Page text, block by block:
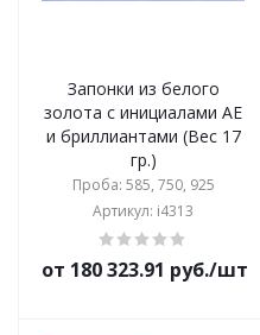
Запонки из белого
золота с инициалами АЕ
и бриллиантами (Вес 17
гр.)
Проба: 585, 750, 925
Артикул: i4313
от 180 323.91 руб./шт